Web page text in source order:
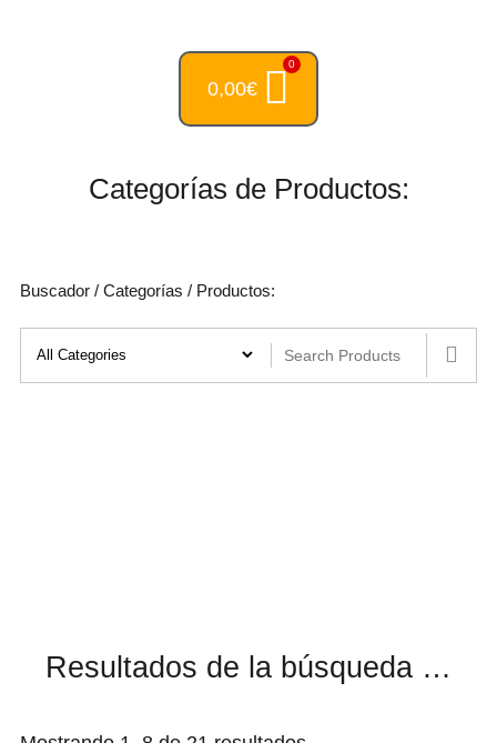
0,00€
Categorías de Productos:
Buscador / Categorías / Productos:
Resultados de la búsqueda …